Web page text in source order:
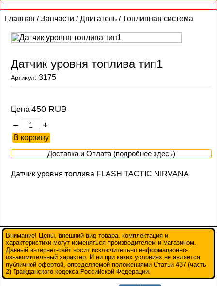
Главная /Запчасти /Двигатель/Топливная система
Датчик уровня топлива тип1
Артикул: 3175
Цена 450 RUB
– +
Доставка и Оплата (подробнее здесь)
Датчик уровня топлива FLASH TACTIC NIRVANA
Внимание! Цены, внешний вид товара, комплектация и
характеристики могут изменяться производителем и магазином.
Данный интернет-сайт носит исключительно информационно-
ознакомительный характер. И ни при каких условиях не является
публичной офертой, определяемой положениями Статьи 437 (часть
2) Гражданского кодекса Российской Федерации.